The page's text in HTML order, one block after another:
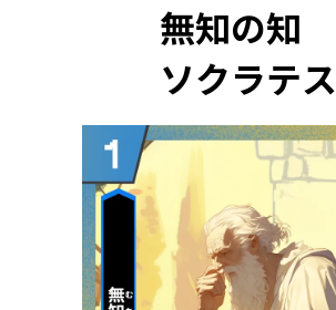
無知の知
ソクラテス